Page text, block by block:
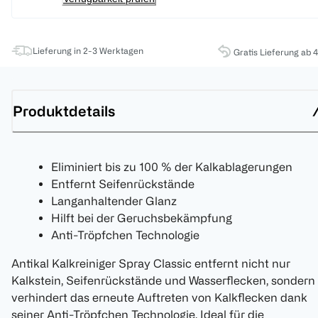
Lieferung in 2-3 Werktagen Gratis Lieferung ab
Produktdetails
Eliminiert bis zu 100 % der Kalkablagerungen
Entfernt Seifenrückstände
Langanhaltender Glanz
Hilft bei der Geruchsbekämpfung
Anti-Tröpfchen Technologie
Antikal Kalkreiniger Spray Classic entfernt nicht nur
Kalkstein, Seifenrückstände und Wasserflecken, sondern
verhindert das erneute Auftreten von Kalkflecken dank
seiner Anti-Tröpfchen Technologie. Ideal für die